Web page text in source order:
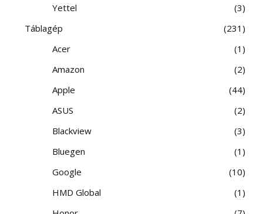
Yettel
3
Táblagép
231
Acer
1
Amazon
2
Apple
44
ASUS
2
Blackview
3
Bluegen
1
Google
10
HMD Global
1